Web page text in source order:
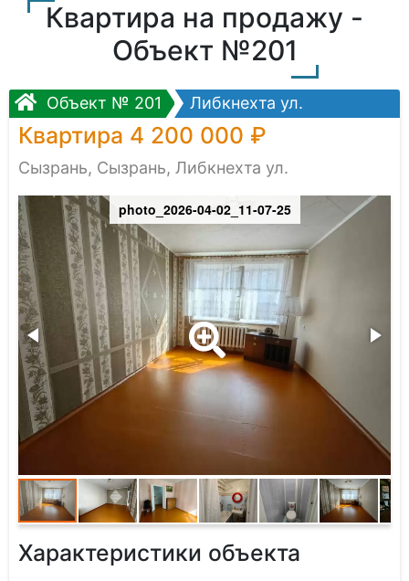
Квартира на продажу -
Объект №201
Объект № 201 Либкнехта ул.
Квартира 4 200 000 ₽
Сызрань, Сызрань, Либкнехта ул.
photo_2026-04-02_11-07-25
Характеристики объекта